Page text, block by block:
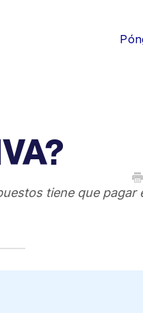
tiene que pagar